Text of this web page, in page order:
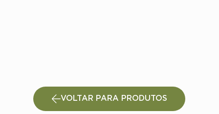
VOLTAR PARA PRODUTOS